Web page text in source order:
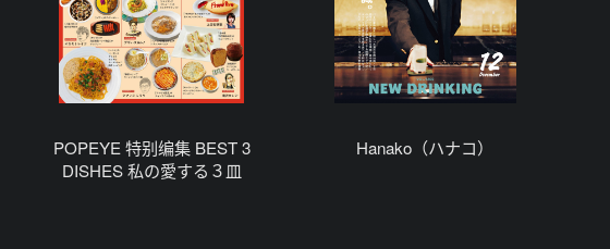
POPEYE 特别编集 BEST 3
DISHES 私の愛する３皿
Hanako（ハナコ）